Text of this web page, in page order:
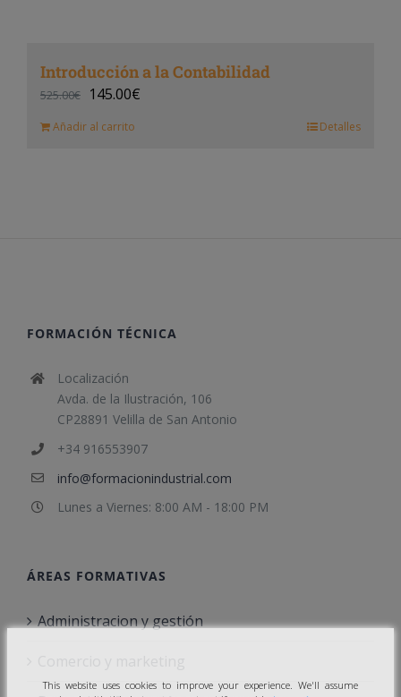
Introducción a la Contabilidad
525.00€ 145.00€
Añadir al carrito Detalles
FORMACIÓN TÉCNICA
Localización
Avda. de la Ilustración, 106
CP28891 Velilla de San Antonio
+34 916553907
info@formacionindustrial.com
Lunes a Viernes: 8:00 AM - 18:00 PM
ÁREAS FORMATIVAS
Administracion y gestión
This website uses cookies to improve your experience. We'll assume